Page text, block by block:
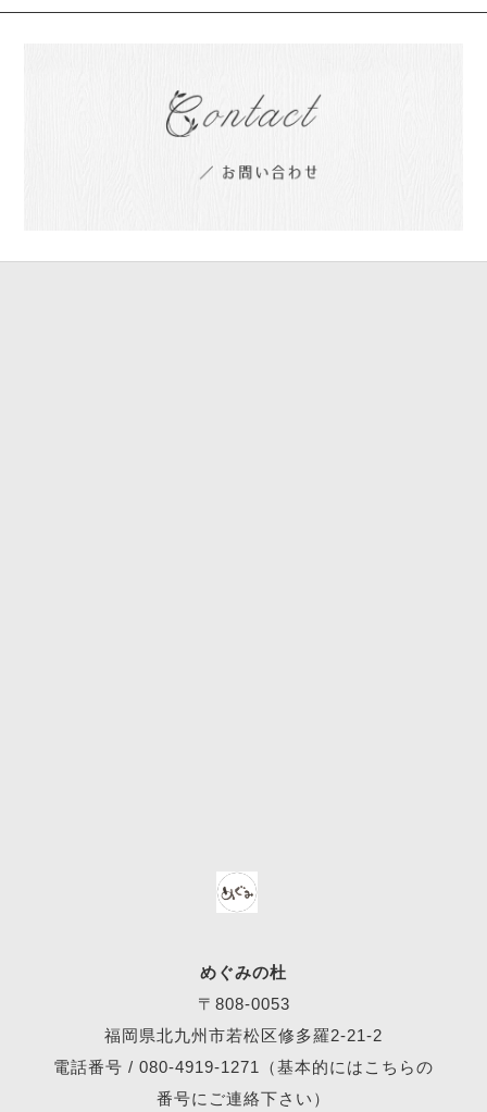
めぐみの杜
〒808-0053
福岡県北九州市若松区修多羅2-21-2
電話番号 / 080-4919-1271
（基本的にはこちらの
番号にご連絡下さい）